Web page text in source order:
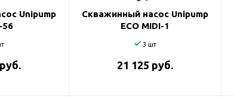
Unipump
56
Скважинный насос Unipump
ECO MIDI-1
3 шт
21 125 руб.